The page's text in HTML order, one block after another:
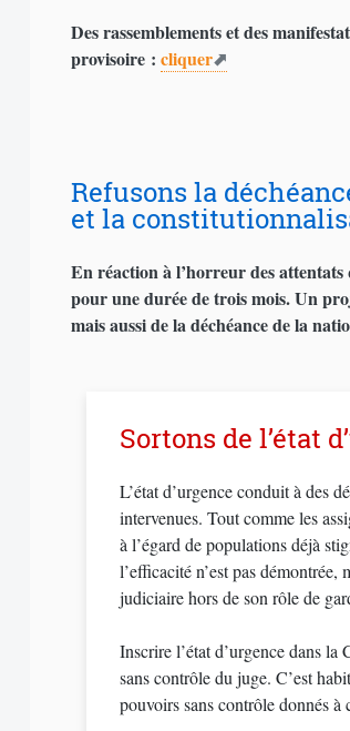
Des rassemblements et des
provisoire :cliquer
Refusons la
et la
En réaction à l’horreur des
pour une durée de trois mois. Un
mais aussi de la déchéance de la
Sortons de l’état
L’état d’urgence conduit à des
intervenues. Tout comme les
à l’égard de populations déjà
l’efficacité n’est pas
judiciaire hors de son rôle de
Inscrire l’état d’urgence dans la
sans contrôle du juge. C’est
pouvoirs sans contrôle donnés